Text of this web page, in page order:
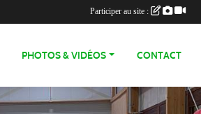
PHOTOS & VIDÉOS CONTACT
Participer au site :